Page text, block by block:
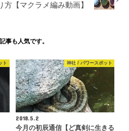
方【マクラメ編み動画】
事も人気です。
ト 神社 / パワースポット
2018.5.2
今月の初辰通信【ど真剣に生きる